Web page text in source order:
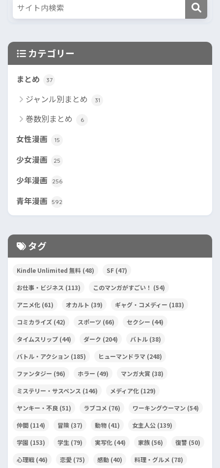
カテゴリー
まとめ 37
ジャンル別まとめ 31
巻数別まとめ 6
女性漫画 15
少女漫画 25
少年漫画 256
青年漫画 592
タグ
Kindle Unlimited 無料 (48) SF (47)
お仕事・ビジネス (113) このマンガがすごい！ (54)
アニメ化 (61) オカルト (39) ギャグ・コメディー (183)
コミカライズ (42) スポーツ (66) セクシー (44)
タイムスリップ (44) ダーク (204) バトル (38)
バトル・アクション (185) ヒューマンドラマ (248)
ファンタジー (96) ホラー (49) マンガ大賞 (38)
ミステリー・サスペンス (146) メディア化 (129)
ヤンキー・不良 (51) ラブコメ (76) ワーキングウーマン (54)
仲間 (114) 冒険 (37) 動物 (41) 女主人公 (139)
学園 (153) 学生 (79) 実写化 (44) 家族 (56) 復讐 (50)
心理戦 (46) 恋愛 (75) 感動 (40) 料理・グルメ (78)